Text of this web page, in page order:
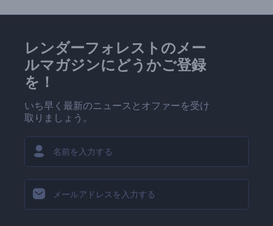
レンダーフォレストのメー
ルマガジンにどうかご登録
を！
いち早く最新のニュースとオファーを受け
取りましょう。